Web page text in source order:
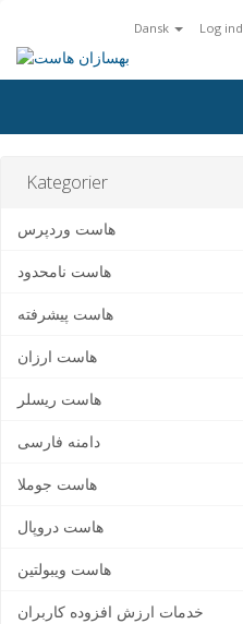
Dansk Log ind
Kategorier
هاست وردپرس
هاست نامحدود
هاست پیشرفته
هاست ارزان
هاست ریسلر
دامنه فارسی
هاست جوملا
هاست دروپال
هاست ویبولتین
خدمات ارزش افزوده کاربران